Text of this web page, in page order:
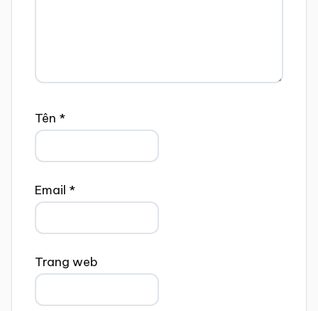
Tên *
Email *
Trang web